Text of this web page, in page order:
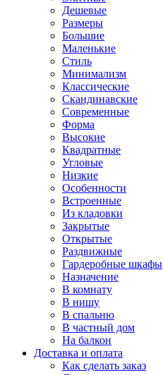
Дешевые
Размеры
Большие
Маленькие
Стиль
Минимализм
Классические
Скандинавские
Современные
Форма
Высокие
Квадратные
Угловые
Низкие
Особенности
Встроенные
Из кладовки
Закрытые
Открытые
Раздвижные
Гардеробные шкафы
Назначение
В комнату
В нишу
В спальню
В частный дом
На балкон
Доставка и оплата
Как сделать заказ